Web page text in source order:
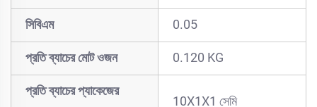
সিবিএম 0.05
প্রতি ব্যাচের মোট ওজন 0.120 KG
প্রতি ব্যাচের প্যাকেজের
10X1X1 সেমি